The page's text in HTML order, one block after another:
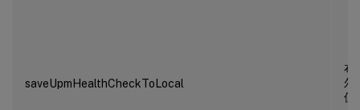
saveUpmHealthCheckToLocal
布
尔
值